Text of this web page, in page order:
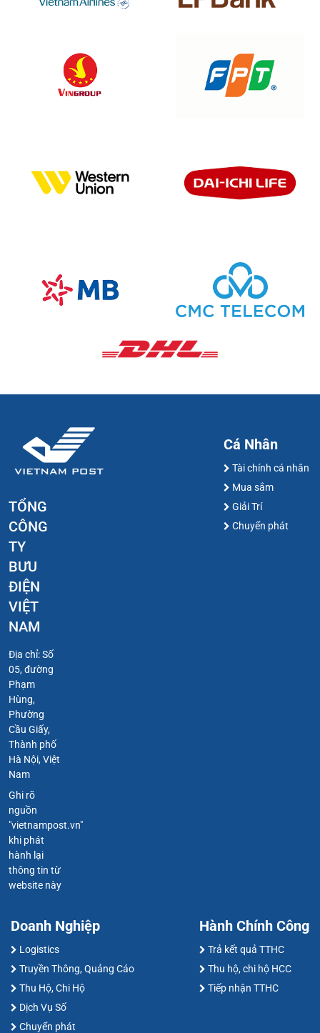
TỔNG
CÔNG
TY
BƯU
ĐIỆN
VIỆT
NAM
Địa chỉ: Số
05, đường
Phạm
Hùng,
Phường
Cầu Giấy,
Thành phố
Hà Nội, Việt
Nam
Ghi rõ
nguồn
"vietnampost.vn"
khi phát
hành lại
thông tin từ
website này
Cá Nhân
Tài chính cá nhân
Mua sắm
Giải Trí
Chuyển phát
Doanh Nghiệp
Logistics
Truyền Thông, Quảng Cáo
Thu Hộ, Chi Hộ
Dịch Vụ Số
Chuyển phát
Hành Chính Công
Trả kết quả TTHC
Thu hộ, chi hộ HCC
Tiếp nhận TTHC